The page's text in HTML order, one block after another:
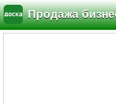
Продажа